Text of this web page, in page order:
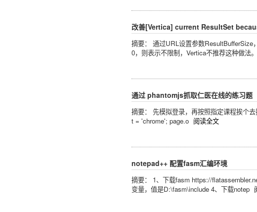
改善[Vertica] current ResultSet
摘要： 通过URL设置参数ResultBufferSize
0，则表示不限制，Vertica不推荐这种做法。
通过 phantomjs抓取仁医在线的练习题
摘要： 先模拟登录，再按照指定课程挨个
t = 'chrome'; page.o 阅读全文
notepad++ 配置fasm汇编环境
摘要： 1、下载fasm https://
变量，值是D:\fasm\include 4、下载notep